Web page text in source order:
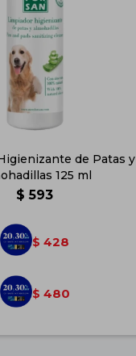
de Patas y
125 ml
$ 593
$ 428
$ 480